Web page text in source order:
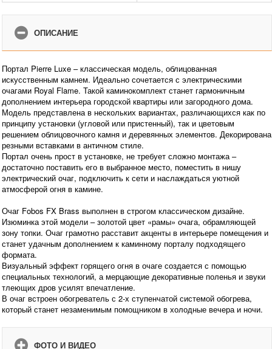
ОПИСАНИЕ
Портал Pierre Luxe – классическая модель, облицованная
искусственным камнем. Идеально сочетается с электрическими
очагами Royal Flame. Такой каминокомплект станет гармоничным
дополнением интерьера городской квартиры или загородного дома.
Модель представлена в нескольких вариантах, различающихся как по
принципу установки (угловой или пристенный), так и цветовым
решением облицовочного камня и деревянных элементов. Декорирована
резными вставками в античном стиле.
Портал очень прост в установке, не требует сложно монтажа –
достаточно поставить его в выбранное место, поместить в нишу
электрический очаг, подключить к сети и наслаждаться уютной
атмосферой огня в камине.
Очаг Fobos FX Brass выполнен в строгом классическом дизайне.
Изюминка этой модели – золотой цвет «рамы» очага, обрамляющей
зону топки. Очаг грамотно расставит акценты в интерьере помещения и
станет удачным дополнением к каминному порталу подходящего
формата.
Визуальный эффект горящего огня в очаге создается с помощью
специальных технологий, а мерцающие декоративные поленья и звуки
тлеющих дров усилят впечатление.
В очаг встроен обогреватель с 2-х ступенчатой системой обогрева,
который станет незаменимым помощником в холодные вечера и ночи.
ФОТО И ВИДЕО